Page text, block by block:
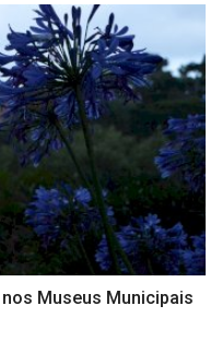
Museus Municipais